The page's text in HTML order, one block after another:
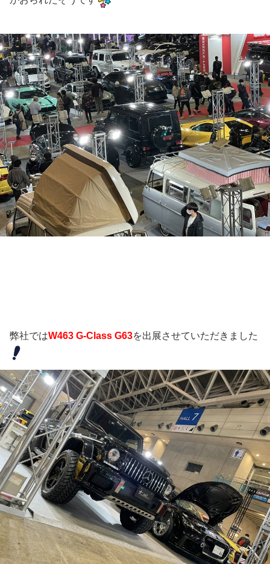
弊社ではW463 G-Class G63を出展させていただきました